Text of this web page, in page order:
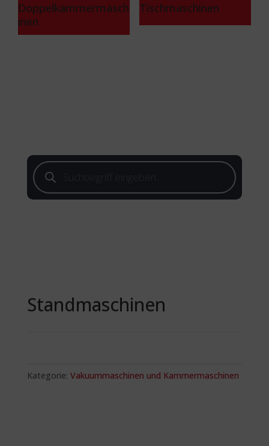
Doppelkammermasch
inen
Tischmaschinen
Products
search
Standmaschinen
Kategorie: Vakuummaschinen und Kammermaschinen